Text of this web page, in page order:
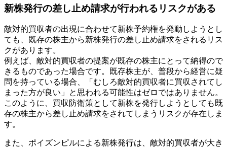
新株発行の差し止め請求が行われるリスクがある
敵対的買収者の出現に合わせて新株予約権を発動しようとし
ても、既存の株主から新株発行の差し止め請求をされるリス
クがあります。
例えば、敵対的買収者の提案が既存の株主にとって納得ので
きるものであった場合です。既存株主が、普段から経営に疑
問を持っている場合、「むしろ敵対的買収者に買収されてし
まった方が良い」と思われる可能性はゼロではありません。
このように、買収防衛策として新株を発行しようとしても既
存の株主から差し止め請求をされてしまうリスクが存在しま
す。
また、ポイズンピルによる新株発行は、敵対的買収者が大き